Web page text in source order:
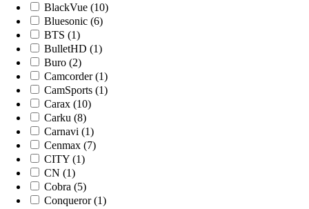
BlackVue (10)
Bluesonic (6)
BTS (1)
BulletHD (1)
Buro (2)
Camcorder (1)
CamSports (1)
Carax (10)
Carku (8)
Carnavi (1)
Cenmax (7)
CITY (1)
CN (1)
Cobra (5)
Conqueror (1)